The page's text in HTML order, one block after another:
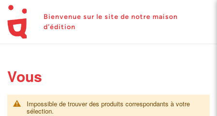
Bienvenue sur le site de notre maison
d'édition
Vous
Impossible de trouver des produits correspondants à votre
sélection.